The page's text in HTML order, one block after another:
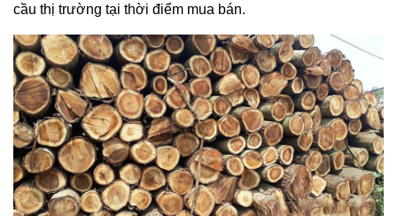
cầu thị trường tại thời điểm mua bán.